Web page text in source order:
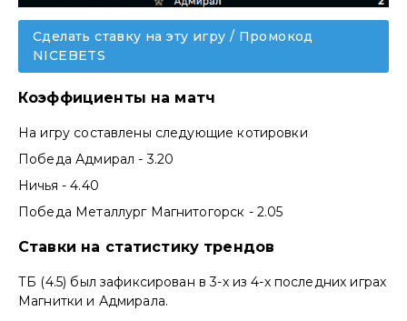
Сделать ставку на эту игру / Промокод
NICEBETS
Коэффициенты на матч
На игру составлены следующие котировки
Победа Адмирал - 3.20
Ничья - 4.40
Победа Металлург Магнитогорск - 2.05
Ставки на статистику трендов
ТБ (4.5) был зафиксирован в 3-х из 4-х последних играх
Магнитки и Адмирала.